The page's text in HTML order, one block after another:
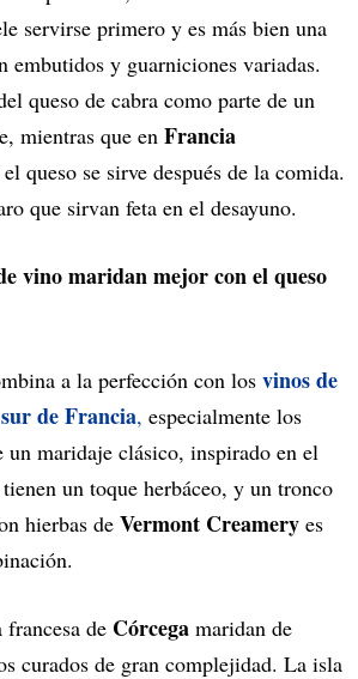
servirse primero y es más bien una
embutidos y guarniciones variadas.
queso de cabra como parte de un
mientras que en Francia
queso se sirve después de la comida.
que sirvan feta en el desayuno.
vino maridan mejor con el queso
a la perfección con los vinos de
de Francia, especialmente los
un maridaje clásico, inspirado en el
un toque herbáceo, y un tronco
hierbas de Vermont Creamery es
de Córcega maridan de
curados de gran complejidad. La isla